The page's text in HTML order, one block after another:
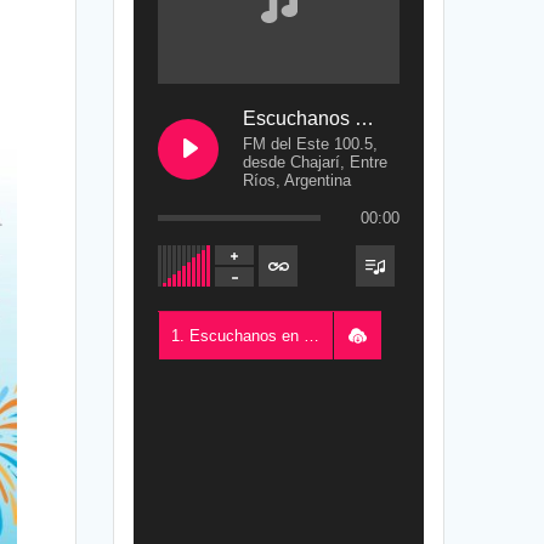
Escuchanos en Vivo
FM del Este 100.5,
desde Chajarí, Entre
Ríos, Argentina
00:00
1. Escuchanos en Vivo - FM del Este 100.5, desde Chajarí, Entre Ríos, Argentina